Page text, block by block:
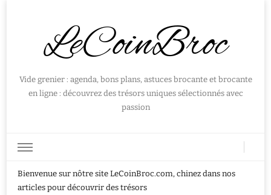
LeCoinBroc
Vide grenier : agenda, bons plans, astuces brocante et brocante
en ligne : découvrez des trésors uniques sélectionnés avec
passion
Bienvenue sur nôtre site LeCoinBroc.com, chinez dans nos
articles pour découvrir des trésors